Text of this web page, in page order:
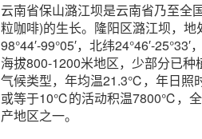
云南省保山潞江坝是云南省乃至全
粒咖啡)的生长。隆阳区潞江坝，
98°44′-99°05′，北纬24°46′-
海拔800-1200米地区，少部分已
气候类型，年均温21.3℃，年日照
或等于10℃的活动积温7800℃，全
产地区之一。